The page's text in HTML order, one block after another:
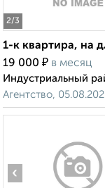
2/3
1-к квартира, на
19 000 ₽ в месяц
Индустриальный
Агентство,
‹